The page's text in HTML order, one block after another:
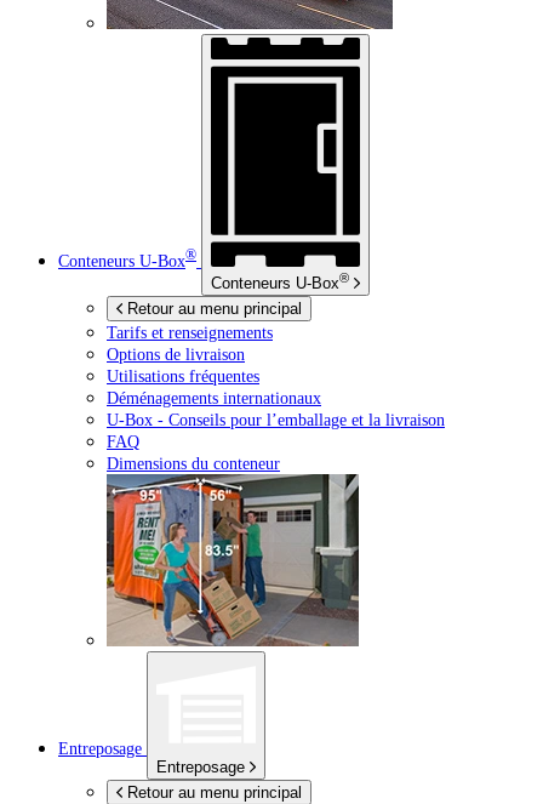
Conteneurs U-Box®
Conteneurs U-Box®
Retour au menu principal
Tarifs et renseignements
Options de livraison
Utilisations fréquentes
Déménagements internationaux
U-Box - Conseils pour l’emballage et la livraison
FAQ
Dimensions du conteneur
Entreposage
Entreposage
Retour au menu principal